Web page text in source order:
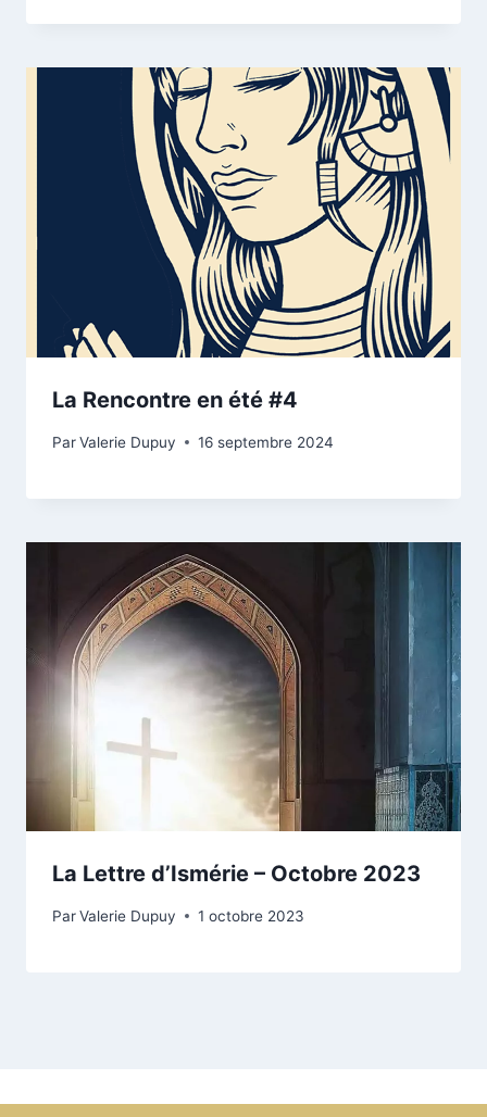
La Rencontre en été #4
ParValerie Dupuy 16 septembre 2024
La Lettre d’Ismérie – Octobre 2023
ParValerie Dupuy 1 octobre 2023